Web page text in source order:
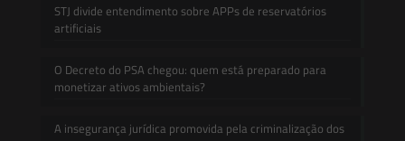
STJ divide entendimento sobre APPs de reservatórios
artificiais
O Decreto do PSA chegou: quem está preparado para
monetizar ativos ambientais?
A insegurança jurídica promovida pela criminalização dos